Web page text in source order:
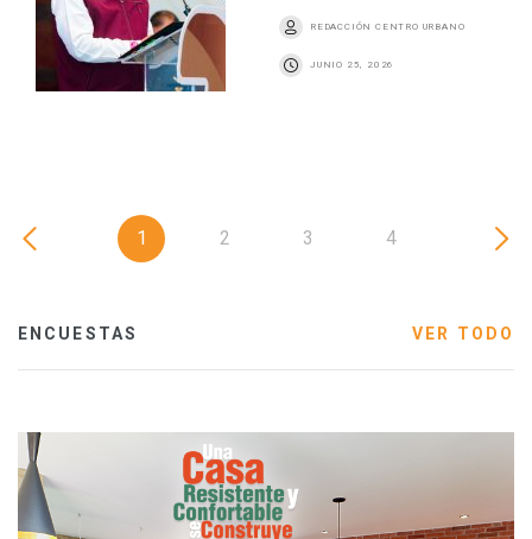
REDACCIÓN CENTRO URBANO
JUNIO 25, 2026
1 2 3 4
ENCUESTAS VER TODO